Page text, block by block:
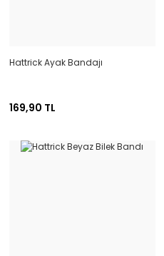
Hattrick Ayak Bandajı
169,90 TL